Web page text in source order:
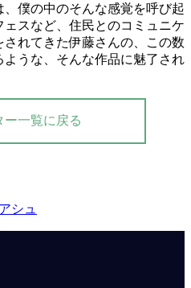
僕の中のそんな感覚を呼び起
スなど、住民とのコミュニケ
れてきた伊藤さんの、この数
うな、そんな作品に魅了され
ー一覧に戻る
シュ